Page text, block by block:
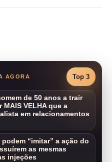
AGORA Top 3
de 50 anos a trair
MAIS VELHA que a
em relacionamentos
“imitar” a ação do
as mesmas
injeções